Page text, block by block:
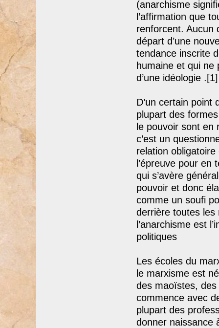
(anarchisme
l’affirmation que
renforcent. Aucun
départ d’une
tendance inscrite
humaine et qui ne
d’une idéologie .[1]
D’un certain point
plupart des
le pouvoir sont en
c’est un
relation
l’épreuve pour en
qui s’avère
pouvoir et donc
comme un soufi
derrière toutes les
l’anarchisme est
politiques
Les écoles du
le marxisme est
des maoïstes,
commence avec
plupart des
donner naissance